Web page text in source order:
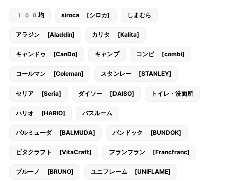
100均 siroca [シロカ] しまむら
アラジン [Aladdin] カリタ [Kalita]
キャンドゥ [CanDo] キャンプ コンビ [combi]
コールマン [Coleman] スタンレー [STANLEY]
セリア [Seria] ダイソー [DAISO] トイレ・洗面所
ハリオ [HARIO] バスルーム
バルミューダ [BALMUDA] バンドック [BUNDOK]
ビタクラフト [VitaCraft] フランフラン [Francfranc]
ブルーノ [BRUNO] ユニフレーム [UNIFLAME]